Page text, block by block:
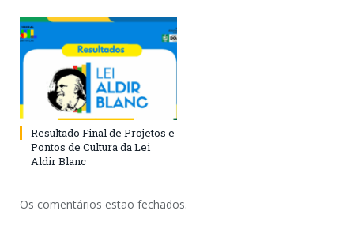
Resultado Final de Projetos e
Pontos de Cultura da Lei
Aldir Blanc
Os comentários estão fechados.